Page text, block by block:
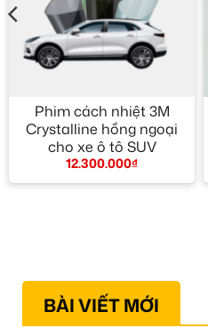
Phim cách nhiệt 3M
Crystalline hồng ngoại
cho xe ô tô SUV
12.300.000₫
BÀI VIẾT MỚI